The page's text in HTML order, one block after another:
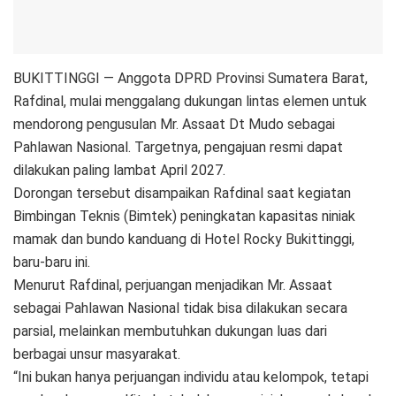
BUKITTINGGI — Anggota DPRD Provinsi Sumatera Barat,
Rafdinal, mulai menggalang dukungan lintas elemen untuk
mendorong pengusulan Mr. Assaat Dt Mudo sebagai
Pahlawan Nasional. Targetnya, pengajuan resmi dapat
dilakukan paling lambat April 2027.
Dorongan tersebut disampaikan Rafdinal saat kegiatan
Bimbingan Teknis (Bimtek) peningkatan kapasitas niniak
mamak dan bundo kanduang di Hotel Rocky Bukittinggi,
baru-baru ini.
Menurut Rafdinal, perjuangan menjadikan Mr. Assaat
sebagai Pahlawan Nasional tidak bisa dilakukan secara
parsial, melainkan membutuhkan dukungan luas dari
berbagai unsur masyarakat.
“Ini bukan hanya perjuangan individu atau kelompok, tetapi